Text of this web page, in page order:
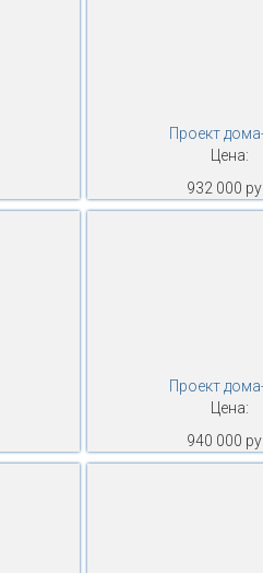
Проект
Цена:
932 000
Проект
Цена:
940 000